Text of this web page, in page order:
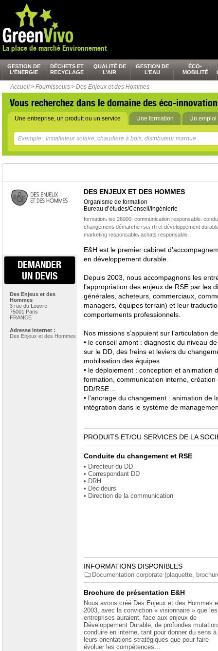
La place de marché Environnement
GESTION DE
L’ÉNERGIE
DÉCHETS ET
RECYCLAGE
QUALITÉ DE
L’AIR
GESTION DE
L’EAU
ÉCO-
MOBILITÉ
Accueil > Fournisseurs > Des Enjeux et des Hommes
Vous recherchez dans le domaine des éco-
Une entreprise, un produit ou un service Une formation Un emploi
DEMANDER
UN DEVIS
Des Enjeux et des
Hommes
3 rue du Louvre
75001 Paris
FRANCE
Adresse internet :
Des Enjeux et des Hommes
DES ENJEUX ET DES HOMMES
Organisme de formation
Bureau d’études/Conseil/Ingénierie
formation, iso 26000, communication responsable,
changement, démarche rse, rh et développement
marketing responsable, achats responsable,
E&H est le premier cabinet
en développement durable.
Depuis 2003, nous accompagnons les
l’appropriation des enjeux de RSE par les
générales, acheteurs, commerciaux,
managers, équipes terrain) et leur
comportements professionnels.
Nos missions s’appuient sur l’articulation
• le conseil amont : diagnostic du niveau
sur le DD, des freins et leviers du
mobilisation des équipes
• le déploiement : conception et animation
formation, communication interne,
DD/RSE…
• l’ancrage du changement : animation de
intégration dans le système de
PRODUITS ET/OU SERVICES DE LA
Conduite du changement et RSE
• Directeur du DD
• Correspondant DD
• DRH
• Décideurs
• Direction de la communication
INFORMATIONS DISPONIBLES
Documentation corporate (plaquette,
Brochure de présentation E&H
Nous avons créé Des Enjeux et des Hommes
2003, avec la conviction « visionnaire » que les
entreprises auraient, face aux enjeux de
Développement Durable, de profondes
conduire en interne, tant pour donner du sens à
leurs orientations stratégiques que pour faire
évoluer les compétences…